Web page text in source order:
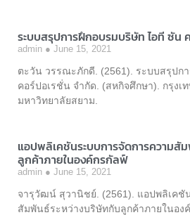
ระบบสรุปการฝึกอบรมบริษัท ไอที ซัน
admin June 15, 2021
ตะวัน วรรณะภักดี. (2561). ระบบสรุปก
คอร์ปอเรชั่น จำกัด. (สหกิจศึกษา). กรุง
มหาวิทยาลัยสยาม.
แอปพลิเคชันระบบการจัดการความสั
ลูกค้าภายในองค์กรกัลฟ์
admin June 15, 2021
จารุวัฒน์ สุวานิชย์. (2561). แอปพลิเคชั
สัมพันธ์ระหว่างบริษัทกับลูกค้าภายในอง